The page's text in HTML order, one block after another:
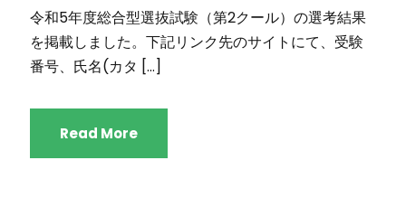
令和5年度総合型選抜試験（第2クール）の選考結果
を掲載しました。下記リンク先のサイトにて、受験
番号、氏名(カタ […]
Read More